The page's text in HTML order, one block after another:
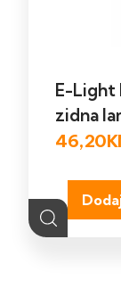
E-Light
zidna
46,20